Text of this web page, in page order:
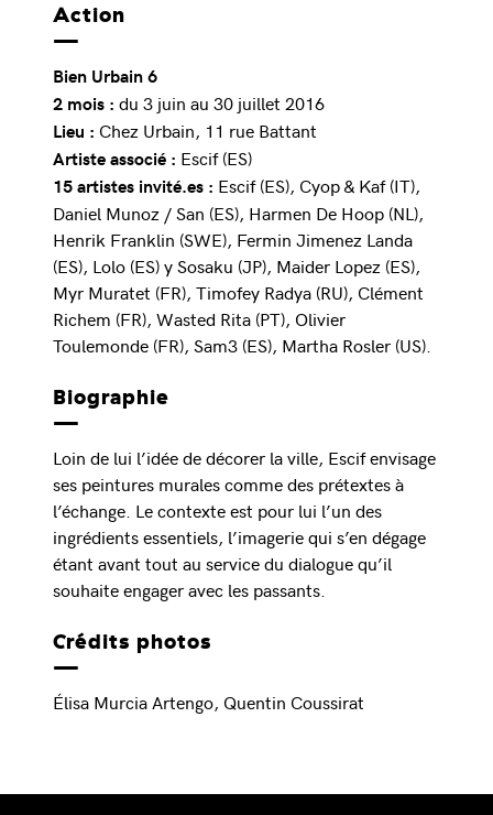
Action
Bien Urbain 6
2 mois : du 3 juin au 30 juillet 2016
Lieu : Chez Urbain, 11 rue Battant
Artiste associé : Escif (ES)
15 artistes invité.es : Escif (ES), Cyop & Kaf (IT),
Daniel Munoz / San (ES), Harmen De Hoop (NL),
Henrik Franklin (SWE), Fermin Jimenez Landa
(ES), Lolo (ES) y Sosaku (JP), Maider Lopez (ES),
Myr Muratet (FR), Timofey Radya (RU), Clément
Richem (FR), Wasted Rita (PT), Olivier
Toulemonde (FR), Sam3 (ES), Martha Rosler (US).
Biographie
Loin de lui l’idée de décorer la ville, Escif envisage
ses peintures murales comme des prétextes à
l’échange. Le contexte est pour lui l’un des
ingrédients essentiels, l’imagerie qui s’en dégage
étant avant tout au service du dialogue qu’il
souhaite engager avec les passants.
Crédits photos
Élisa Murcia Artengo, Quentin Coussirat